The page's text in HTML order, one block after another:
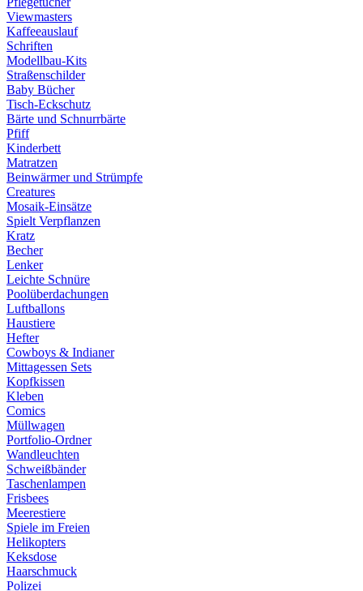
Viewmasters
Kaffeeauslauf
Schriften
Modellbau-Kits
Straßenschilder
Baby Bücher
Tisch-Eckschutz
Bärte und Schnurrbärte
Pfiff
Kinderbett
Matratzen
Beinwärmer und Strümpfe
Creatures
Mosaik-Einsätze
Spielt Verpflanzen
Kratz
Becher
Lenker
Leichte Schnüre
Poolüberdachungen
Luftballons
Haustiere
Hefter
Cowboys & Indianer
Mittagessen Sets
Kopfkissen
Kleben
Comics
Müllwagen
Portfolio-Ordner
Wandleuchten
Schweißbänder
Taschenlampen
Frisbees
Meerestiere
Spiele im Freien
Helikopters
Keksdose
Haarschmuck
Polizei